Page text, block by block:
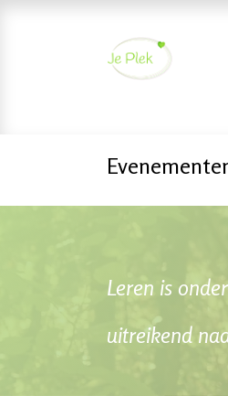
Leren is
uitreikend